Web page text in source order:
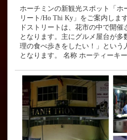
ホーチミンの新観光スポット「ホ
リート/Ho Thi Ky」をご案内しま
ドストリートは、花市の中で開催
となります。主にグルメ屋台が多
理の食べ歩きをしたい！」という
となります。 名称 ホーティーキー